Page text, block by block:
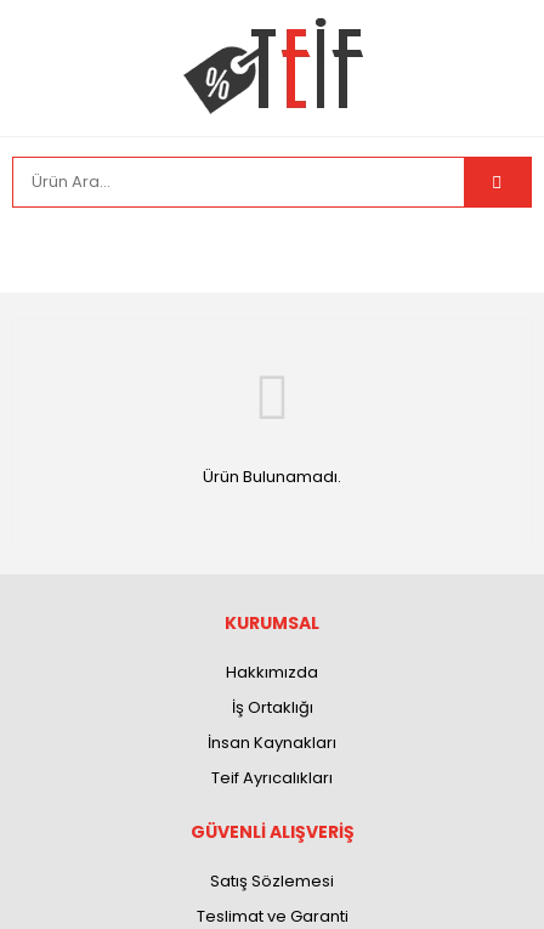
Ürün Bulunamadı.
KURUMSAL
Hakkımızda
İş Ortaklığı
İnsan Kaynakları
Teif Ayrıcalıkları
GÜVENLİ ALIŞVERİŞ
Satış Sözlemesi
Teslimat ve Garanti